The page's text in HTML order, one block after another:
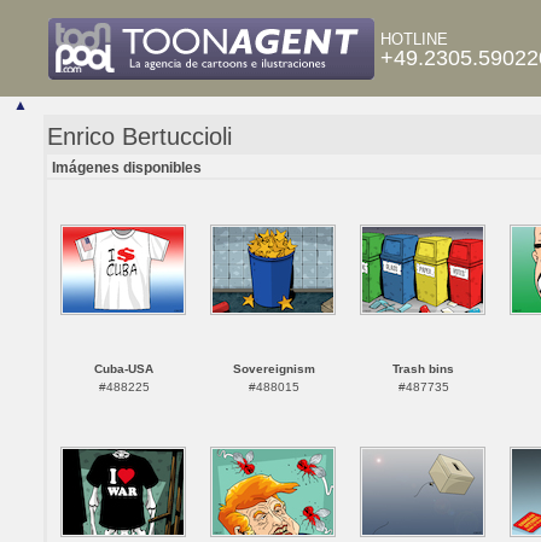
HOTLINE
▲
Enrico Bertuccioli
Imágenes disponibles
Cuba-USA
#488225
Sovereignism
#488015
Trash bins
#487735